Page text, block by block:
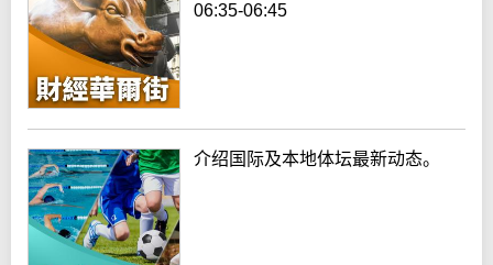
06:35-06:45
介绍国际及本地体坛最新动态。